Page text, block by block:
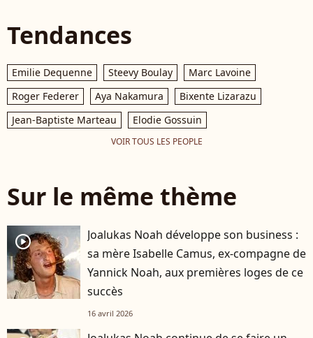
Tendances
Emilie Dequenne Steevy Boulay
Marc Lavoine
Roger Federer
Aya Nakamura
Bixente Lizarazu
Jean-Baptiste Marteau
Elodie Gossuin
VOIR TOUS LES PEOPLE
Sur le même thème
player2
Joalukas Noah développe son business :
sa mère Isabelle Camus, ex-compagne de
Yannick Noah, aux premières loges de ce
succès
16 avril 2026